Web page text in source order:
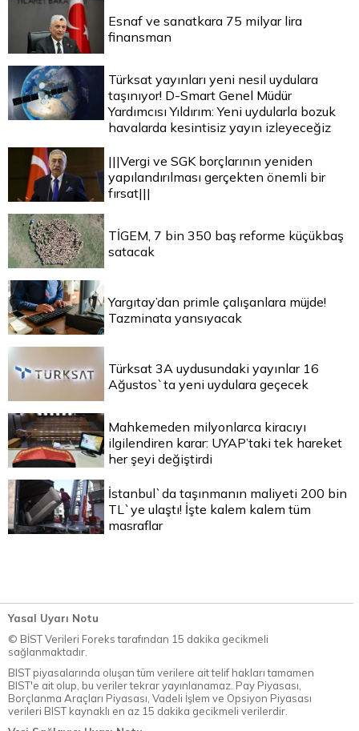
Esnaf ve sanatkara 75 milyar lira
finansman
Türksat yayınları yeni nesil uydulara
taşınıyor! D-Smart Genel Müdür
Yardımcısı Yıldırım: Yeni uydularla bozuk
havalarda kesintisiz yayın izleyeceğiz
|||Vergi ve SGK borçlarının yeniden
yapılandırılması gerçekten önemli bir
fırsat|||
TİGEM, 7 bin 350 baş reforme küçükbaş
satacak
Yargıtay’dan primle çalışanlara müjde!
Tazminata yansıyacak
Türksat 3A uydusundaki yayınlar 16
Ağustos`ta yeni uydulara geçecek
Mahkemeden milyonlarca kiracıyı
ilgilendiren karar: UYAP’taki tek hareket
her şeyi değiştirdi
İstanbul`da taşınmanın maliyeti 200 bin
TL`ye ulaştı! İşte kalem kalem tüm
masraflar
Yasal Uyarı Notu
© BİST Verileri Foreks tarafından 15 dakika gecikmeli
sağlanmaktadır.
BIST piyasalarında oluşan tüm verilere ait telif hakları tamamen
BIST'e ait olup, bu veriler tekrar yayınlanamaz. Pay Piyasası,
Borçlanma Araçları Piyasası, Vadeli İşlem ve Opsiyon Piyasası
verileri BIST kaynaklı en az 15 dakika gecikmeli verilerdir.